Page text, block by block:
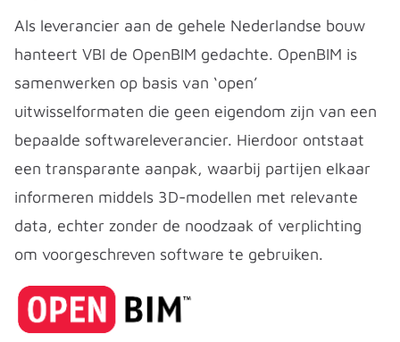
Als leverancier aan de gehele Nederlandse bouw
hanteert VBI de OpenBIM gedachte. OpenBIM is
samenwerken op basis van ‘open’
uitwisselformaten die geen eigendom zijn van een
bepaalde softwareleverancier. Hierdoor ontstaat
een transparante aanpak, waarbij partijen elkaar
informeren middels 3D-modellen met relevante
data, echter zonder de noodzaak of verplichting
om voorgeschreven software te gebruiken.